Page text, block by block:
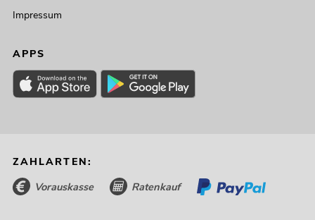
Impressum
APPS
ZAHLARTEN:
Vorauskasse Ratenkauf